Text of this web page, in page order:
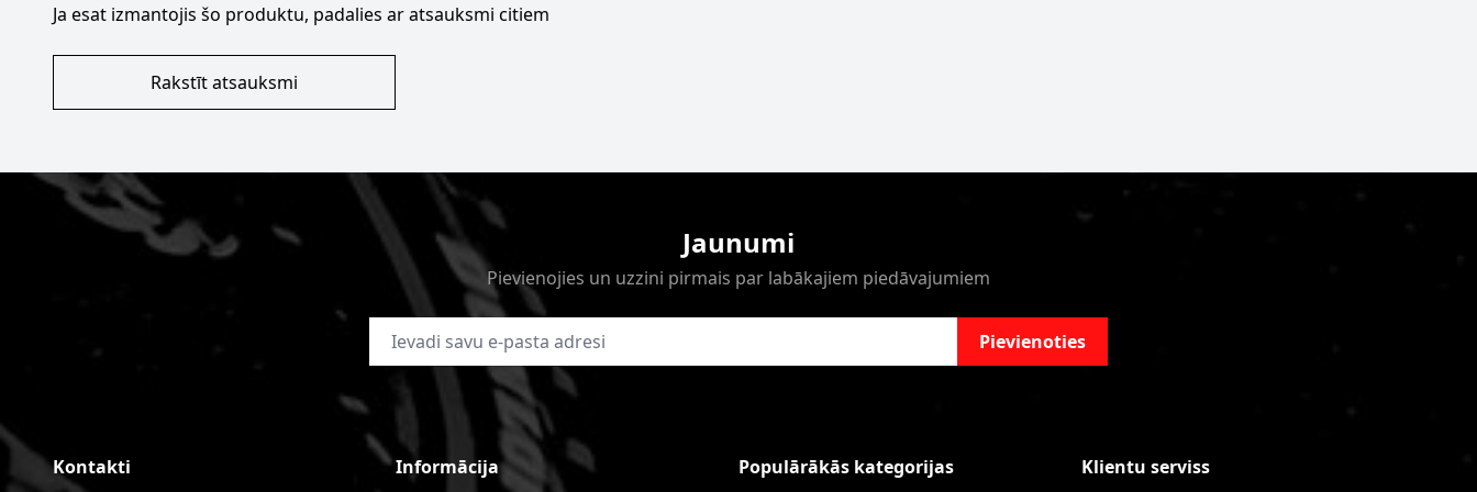
Ja esat izmantojis šo produktu, padalies ar atsauksmi citiem
Rakstīt atsauksmi
Jaunumi
Pievienojies un uzzini pirmais par labākajiem piedāvajumiem
E-pasta adrese Pievienoties
Kontakti Informācija Populārākās kategorijas Klientu serviss